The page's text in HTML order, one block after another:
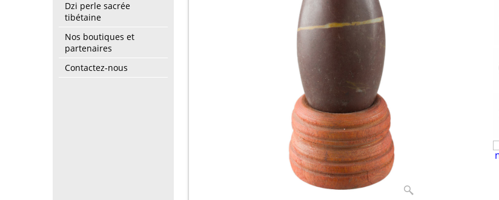
Dzi perle sacrée
tibétaine
Nos boutiques et
partenaires
Contactez-nous